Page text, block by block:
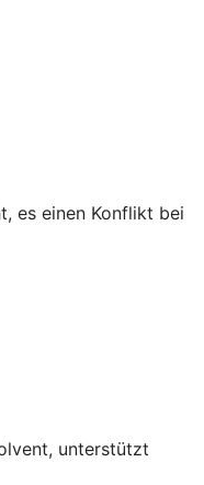
es einen Konflikt bei
unterstützt